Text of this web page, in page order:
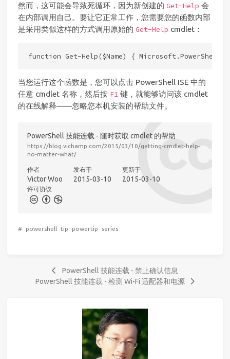
然而，这可能会导致死循环，因为新创建的 Get-Help 会
在内部调用自己。要让它正常工作，您需要您的函数内部
是采用类似这样的方式调用原始的 Get-Help cmdlet：
当您运行这个函数是，您可以点击 PowerShell ISE 中的
任意 cmdlet 名称，然后按 F1 键，就能够访问该 cmdlet
的在线解释——忽略您本机安装的帮助文件。
PowerShell 技能连载 - 随时获取 cmdlet 的帮助
https://blog.vichamp.com/2015/03/10/getting-cmdlet-help-
no-matter-what/
作者
Victor Woo
发布于
2015-03-10
更新于
2015-03-10
许可协议
# powershell tip powertip series
PowerShell 技能连载 - 禁止确认信息
PowerShell 技能连载 - 检测 Wi-Fi 适配器和电源